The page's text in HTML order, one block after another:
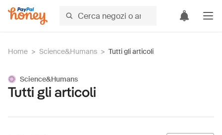
Home > Science&Humans > Tutti gli articoli
Science&Humans
Tutti gli articoli